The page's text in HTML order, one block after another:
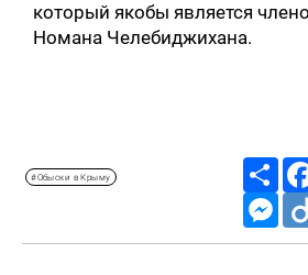
который якобы является
Номана Челебиджихана.
#Обыски в Крыму